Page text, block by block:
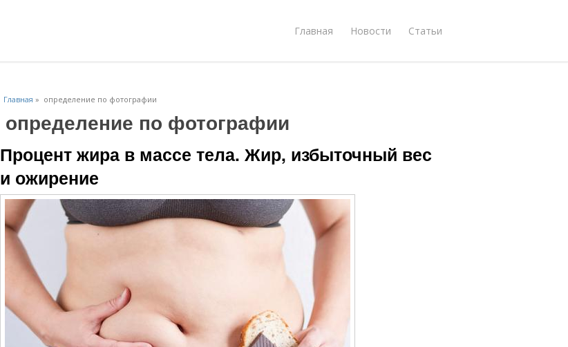
Главная Новости Статьи
Главная » определение по фотографии
определение по фотографии
Процент жира в массе тела. Жир, избыточный вес
и ожирение